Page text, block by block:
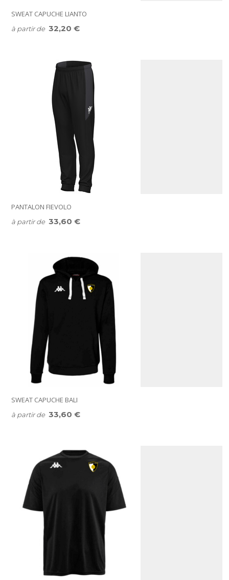
SWEAT CAPUCHE LIANTO
à partir de 32,20 €
PANTALON FIEVOLO
à partir de 33,60 €
SWEAT CAPUCHE BALI
à partir de 33,60 €